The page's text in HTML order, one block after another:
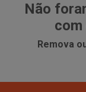
Não
Remova